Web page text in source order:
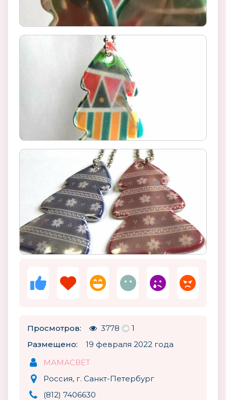
Просмотров: 3778
1
Размещено:
19 февраля 2022 года
МАМАСВЕТ
Россия, г. Санкт-Петербург
(812) 7406630